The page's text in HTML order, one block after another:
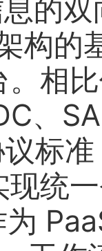
的
构的
。相
、
标
现统